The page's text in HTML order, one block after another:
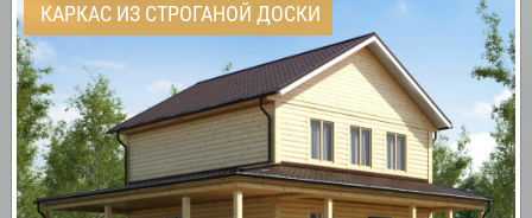
КАРКАС ИЗ СТРОГАНОЙ ДОСКИ